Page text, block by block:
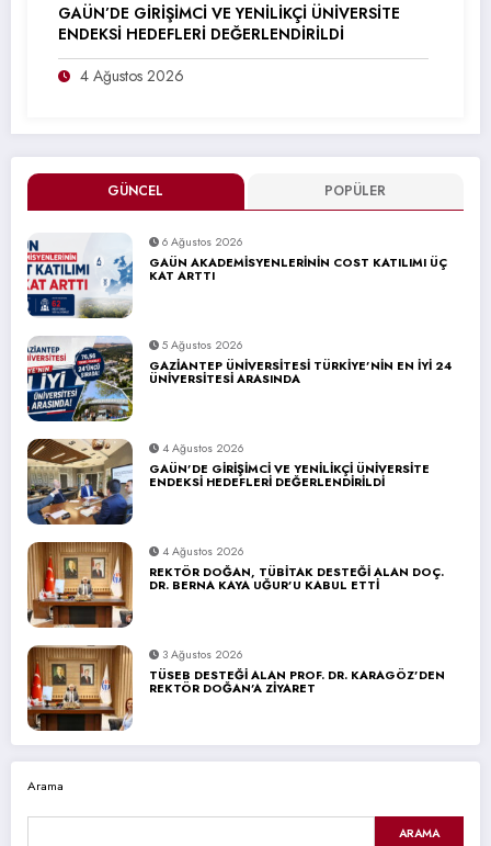
GÜNCEL POPÜLER
6 Ağustos 2026
GAÜN AKADEMİSYENLERİNİN COST KATILIMI ÜÇ
KAT ARTTI
5 Ağustos 2026
GAZİANTEP ÜNİVERSİTESİ TÜRKİYE’NİN EN İYİ 24
ÜNİVERSİTESİ ARASINDA
4 Ağustos 2026
GAÜN’DE GİRİŞİMCİ VE YENİLİKÇİ ÜNİVERSİTE
ENDEKSİ HEDEFLERİ DEĞERLENDİRİLDİ
4 Ağustos 2026
REKTÖR DOĞAN, TÜBİTAK DESTEĞİ ALAN DOÇ.
DR. BERNA KAYA UĞUR’U KABUL ETTİ
3 Ağustos 2026
TÜSEB DESTEĞİ ALAN PROF. DR. KARAGÖZ’DEN
REKTÖR DOĞAN’A ZİYARET
Arama
ARAMA
GAÜN’DE GİRİŞİMCİ VE YENİLİKÇİ ÜNİVERSİTE
ENDEKSİ HEDEFLERİ DEĞERLENDİRİLDİ
4 Ağustos 2026